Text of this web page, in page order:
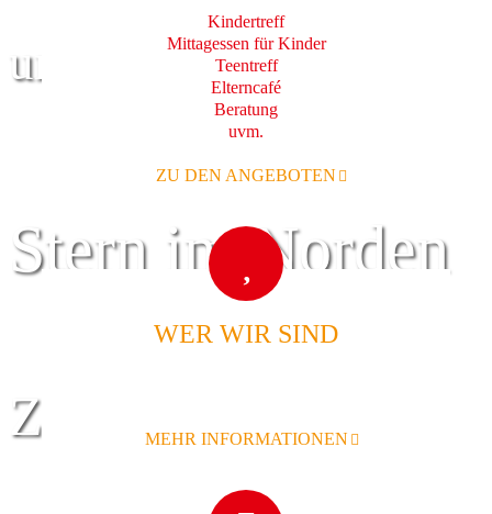
und Familie
Stern im Norden
Zentrum für
Kindertreff
Mittagessen für Kinder
Teentreff
Elterncafé
Beratung
uvm.
ZU DEN ANGEBOTEN
WER WIR SIND
MEHR INFORMATIONEN